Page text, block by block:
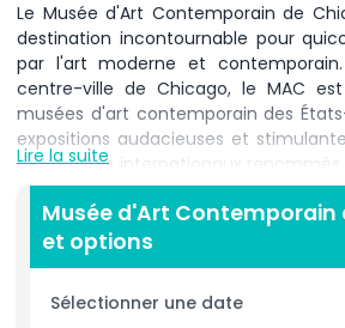
Le Musée d'Art Contemporain de
destination incontournable pour
par l'art moderne et
centre-ville de Chicago, le MAC
musées d'art contemporain des
expositions audacieuses et
des artistes internationaux renommés
émergents. Les visiteurs peuvent
constante évolution de
photographies, médias
performance, faisant de chaque
nouvelle et captivante. Le MAC est
c'est un centre culturel
Lire la suite
Musée d'Art Contemporain
et options
Sélectionner une date